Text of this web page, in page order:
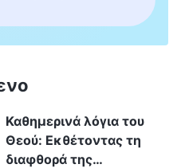
Καθημερινά λόγια του
Θεού: Εκθέτοντας τη
διαφθορά της